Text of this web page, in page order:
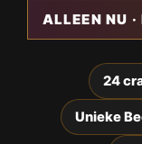
ALLEEN NU
24
Unieke